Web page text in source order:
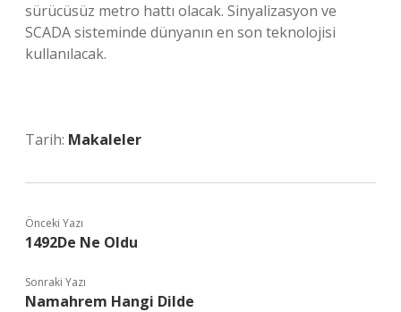
sürücüsüz metro hattı olacak. Sinyalizasyon ve
SCADA sisteminde dünyanın en son teknolojisi
kullanılacak.
Tarih: Makaleler
Önceki Yazı
1492De Ne Oldu
Sonraki Yazı
Namahrem Hangi Dilde